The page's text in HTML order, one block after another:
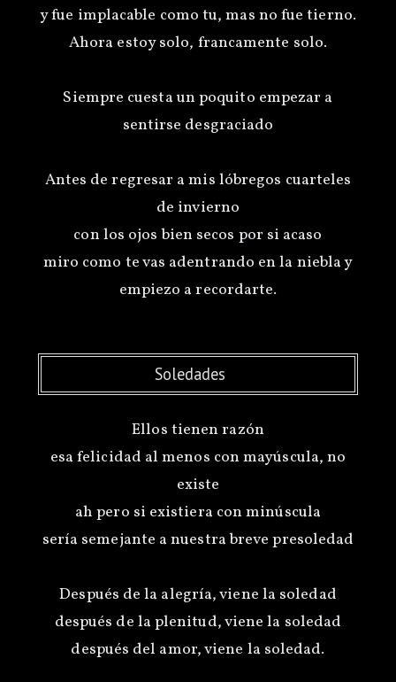
y fue implacable como tu, mas no fue tierno.
Ahora estoy solo, francamente solo.
Siempre cuesta un poquito empezar a
sentirse desgraciado
Antes de regresar a mis lóbregos cuarteles
de invierno
con los ojos bien secos por si acaso
miro como te vas adentrando en la niebla y
Soledades
Ellos tienen razón
esa felicidad al menos con mayúscula, no
existe
ah pero si existiera con minúscula
sería semejante a nuestra breve presoledad
Después de la alegría, viene la soledad
después de la plenitud, viene la soledad
después del amor, viene la soledad.